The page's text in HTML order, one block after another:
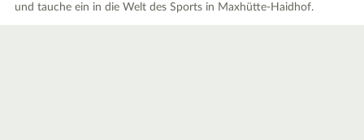
und tauche ein in die Welt des Sports in Maxhütte-Haidhof.